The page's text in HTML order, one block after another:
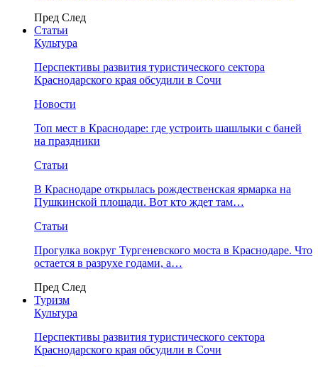
Пред След
Статьи
Культура
Перспективы развития туристического сектора
Краснодарского края обсудили в Сочи
Новости
Топ мест в Краснодаре: где устроить шашлыки с баней
на праздники
Статьи
В Краснодаре открылась рождественская ярмарка на
Пушкинской площади. Вот кто ждет там…
Статьи
Прогулка вокруг Тургеневского моста в Краснодаре. Что
остается в разрухе годами, а…
Пред След
Туризм
Культура
Перспективы развития туристического сектора
Краснодарского края обсудили в Сочи